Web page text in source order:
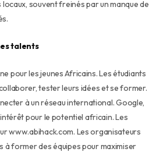
locaux, souvent freinés par un manque de
talents
pour les jeunes Africains. Les étudiants
tester leurs idées et se former.
à un réseau international. Google,
pour le potentiel africain. Les
www.abihack.com. Les organisateurs
à former des équipes pour maximiser